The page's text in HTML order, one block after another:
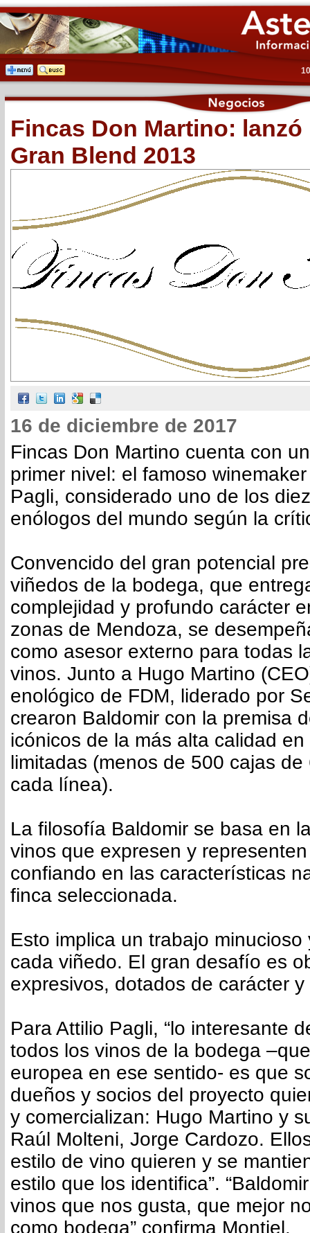
Fincas Don Martino:
Gran Blend 2013
16 de diciembre de 2017
Fincas Don Martino cuenta con
primer nivel: el famoso
Pagli, considerado uno de los
enólogos del mundo según la
Convencido del gran potencial
viñedos de la bodega, que
complejidad y profundo carácter
zonas de Mendoza, se
como asesor externo para todas
vinos. Junto a Hugo Martino
enológico de FDM, liderado por
crearon Baldomir con la premisa
icónicos de la más alta calidad
limitadas (menos de 500 cajas
cada línea).
La filosofía Baldomir se basa en
vinos que expresen y
confiando en las características
finca seleccionada.
Esto implica un trabajo
cada viñedo. El gran desafío es
expresivos, dotados de carácter
Para Attilio Pagli, “lo interesante
todos los vinos de la bodega
europea en ese sentido- es que
dueños y socios del proyecto
y comercializan: Hugo Martino y
Raúl Molteni, Jorge Cardozo.
estilo de vino quieren y se
estilo que los identifica”.
vinos que nos gusta, que mejor
como bodega” confirma Montiel.